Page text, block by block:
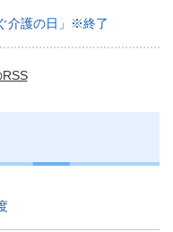
介護の日」※終了